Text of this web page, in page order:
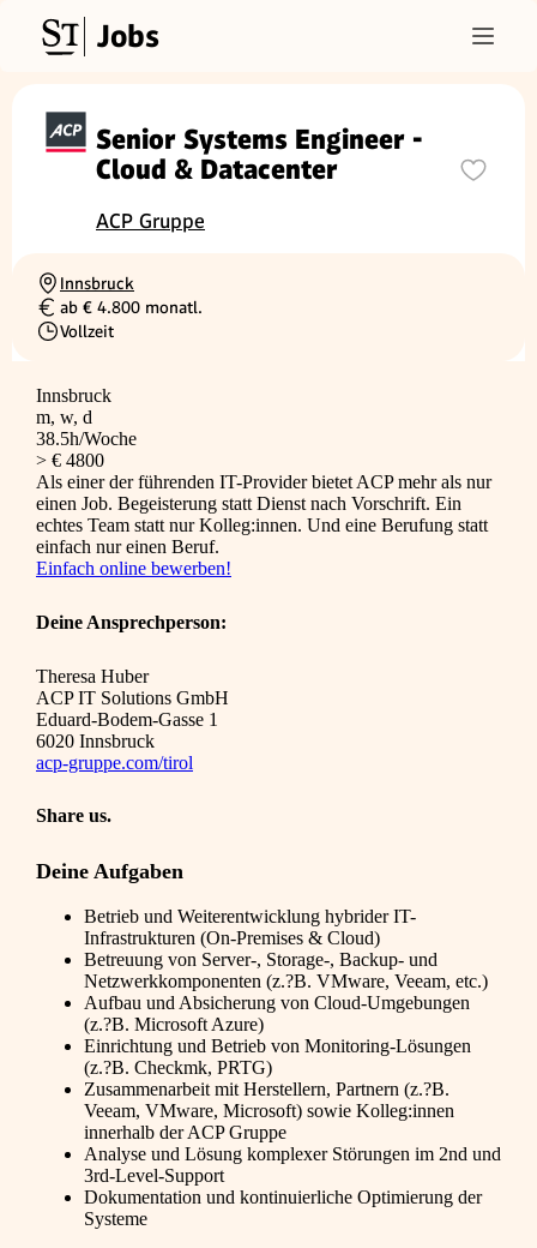
Jobs
Senior Systems Engineer -
Cloud & Datacenter
ACP Gruppe
Ortschaft
Innsbruck
Gehalt
ab € 4.800 monatl.
Beschäftigungsart
Vollzeit
Innsbruck
m, w, d
38.5h/Woche
> € 4800
Als einer der führenden IT-Provider bietet ACP mehr als nur
einen Job. Begeisterung statt Dienst nach Vorschrift. Ein
echtes Team statt nur Kolleg:innen. Und eine Berufung statt
einfach nur einen Beruf.
Einfach online bewerben!
Deine Ansprechperson:
Theresa Huber
ACP IT Solutions GmbH
Eduard-Bodem-Gasse 1
6020 Innsbruck
acp-gruppe.com/tirol
Share us.
Deine Aufgaben
Betrieb und Weiterentwicklung hybrider IT-
Infrastrukturen (On-Premises & Cloud)
Betreuung von Server-, Storage-, Backup- und
Netzwerkkomponenten (z.?B. VMware, Veeam, etc.)
Aufbau und Absicherung von Cloud-Umgebungen
(z.?B. Microsoft Azure)
Einrichtung und Betrieb von Monitoring-Lösungen
(z.?B. Checkmk, PRTG)
Zusammenarbeit mit Herstellern, Partnern (z.?B.
Veeam, VMware, Microsoft) sowie Kolleg:innen
innerhalb der ACP Gruppe
Analyse und Lösung komplexer Störungen im 2nd und
3rd-Level-Support
Dokumentation und kontinuierliche Optimierung der
Systeme